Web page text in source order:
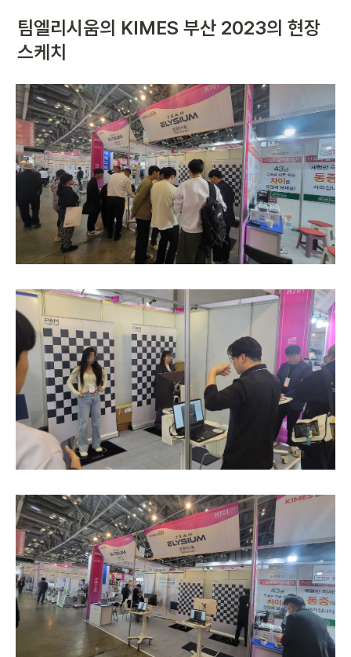
팀엘리시움의 KIMES 부산 2023의 현장
스케치